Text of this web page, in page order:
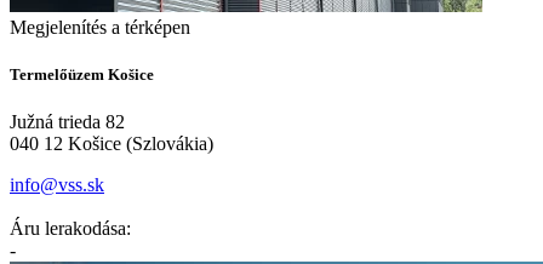
Megjelenítés a térképen
Termelőüzem Košice
Južná trieda 82
040 12 Košice (Szlovákia)
info@vss.sk
Áru lerakodása:
-